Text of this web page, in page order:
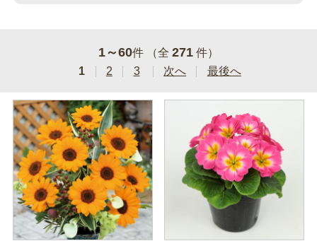
1～60件 （全 271 件）
1
2 3 次へ 最後へ